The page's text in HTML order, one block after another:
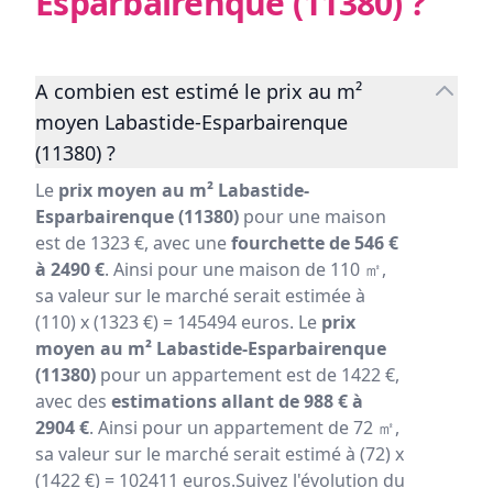
A combien est estimé le prix au m²
moyen Labastide-Esparbairenque
(11380) ?
Le prix moyen au m² Labastide-
Esparbairenque (11380) pour une maison
est de 1323 €, avec unefourchette de 546 €
à 2490 €. Ainsi pour une maison de 110 ㎡,
sa valeur sur le marché serait estimée à
(110) x (1323 €) = 145494 euros. Le prix
moyen au m² Labastide-Esparbairenque
(11380) pour un appartement est de 1422 €,
avec des estimations allant de 988 € à
2904 €. Ainsi pour un appartement de 72 ㎡,
sa valeur sur le marché serait estimé à (72) x
(1422 €) = 102411 euros.Suivez l'évolution du